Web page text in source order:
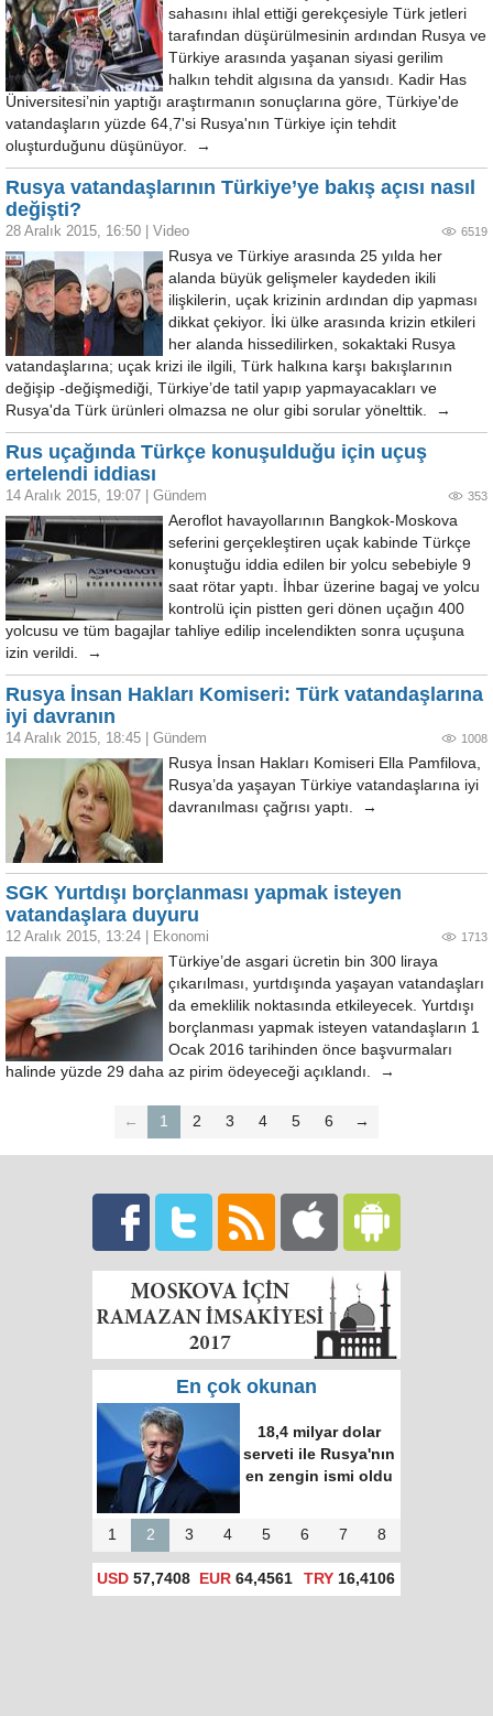
sahasını ihlal ettiği gerekçesiyle Türk jetleri
tarafından düşürülmesinin ardından Rusya ve
Türkiye arasında yaşanan siyasi gerilim
halkın tehdit algısına da yansıdı. Kadir Has
Üniversitesi’nin yaptığı araştırmanın sonuçlarına göre, Türkiye'de
vatandaşların yüzde 64,7'si Rusya'nın Türkiye için tehdit
oluşturduğunu düşünüyor. →
Rusya vatandaşlarının Türkiye’ye bakış açısı nasıl
değişti?
28 Aralık 2015, 16:50 Video 6519
Rusya ve Türkiye arasında 25 yılda her
alanda büyük gelişmeler kaydeden ikili
ilişkilerin, uçak krizinin ardından dip yapması
dikkat çekiyor. İki ülke arasında krizin etkileri
her alanda hissedilirken, sokaktaki Rusya
vatandaşlarına; uçak krizi ile ilgili, Türk halkına karşı bakışlarının
değişip -değişmediği, Türkiye’de tatil yapıp yapmayacakları ve
Rusya'da Türk ürünleri olmazsa ne olur gibi sorular yönelttik. →
Rus uçağında Türkçe konuşulduğu için uçuş
ertelendi iddiası
14 Aralık 2015, 19:07 Gündem 353
Aeroflot havayollarının Bangkok-Moskova
seferini gerçekleştiren uçak kabinde Türkçe
konuştuğu iddia edilen bir yolcu sebebiyle 9
saat rötar yaptı. İhbar üzerine bagaj ve yolcu
kontrolü için pistten geri dönen uçağın 400
yolcusu ve tüm bagajlar tahliye edilip incelendikten sonra uçuşuna
izin verildi. →
Rusya İnsan Hakları Komiseri: Türk vatandaşlarına
iyi davranın
14 Aralık 2015, 18:45 Gündem 1008
Rusya İnsan Hakları Komiseri Ella Pamfilova,
Rusya’da yaşayan Türkiye vatandaşlarına iyi
davranılması çağrısı yaptı. →
SGK Yurtdışı borçlanması yapmak isteyen
vatandaşlara duyuru
12 Aralık 2015, 13:24 Ekonomi 1713
Türkiye’de asgari ücretin bin 300 liraya
çıkarılması, yurtdışında yaşayan vatandaşları
da emeklilik noktasında etkileyecek. Yurtdışı
borçlanması yapmak isteyen vatandaşların 1
Ocak 2016 tarihinden önce başvurmaları
halinde yüzde 29 daha az pirim ödeyeceği açıklandı. →
← 1 2 3 4 5 6 →
En çok okunan
18,4 milyar dolar
serveti ile Rusya'nın
en zengin ismi oldu
1 2 3 4 5 6 7 8
USD 57,7408 EUR 64,4561 TRY16,4106